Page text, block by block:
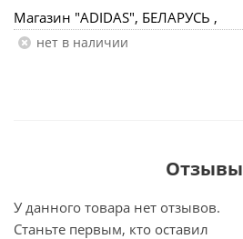
Магазин "ADIDAS", БЕЛАРУСЬ ,
Нет в наличии
Отзывы
У данного товара нет отзывов.
Станьте первым, кто оставил